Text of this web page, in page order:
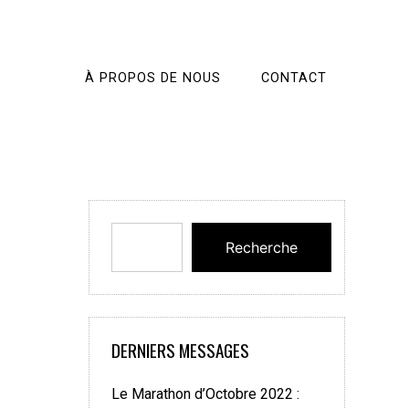
À PROPOS DE NOUS CONTACT
Recherche
DERNIERS MESSAGES
Le Marathon d’Octobre 2022 :